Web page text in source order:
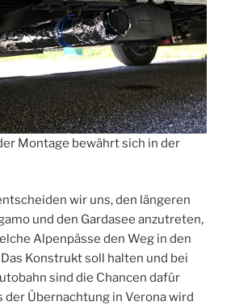
Montage bewährt sich in der
wir uns, den längeren
und den Gardasee anzutreten,
Alpenpässe den Weg in den
Konstrukt soll halten und bei
sind die Chancen dafür
der Übernachtung in Verona wird